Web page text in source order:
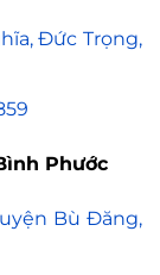
Đức Trọng,
Phước
Bù Đăng,